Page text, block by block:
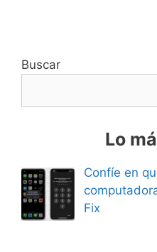
Buscar
Lo
Confíe en
Fix